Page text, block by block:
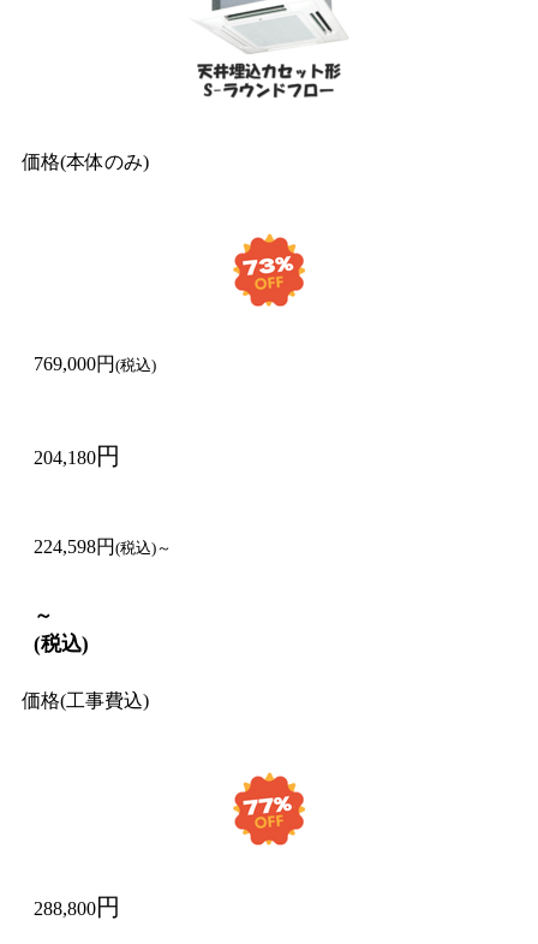
価格(本体のみ)
769,000円 (税込)
204,180円
224,598円 (税込)～
～
(税込)
価格(工事費込)
288,800円